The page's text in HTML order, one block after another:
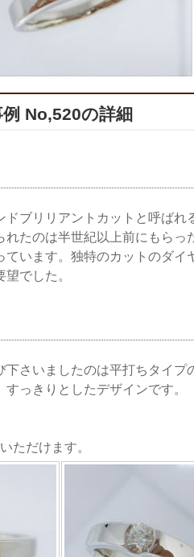
No,520の詳細
ブリリアントカットと呼ばれ
たのは半世紀以上前にもらっ
います。独特のカットのダイ
でした。
さいましたのは平打ちタイプ
っきりとしたデザインです。
ただけます。